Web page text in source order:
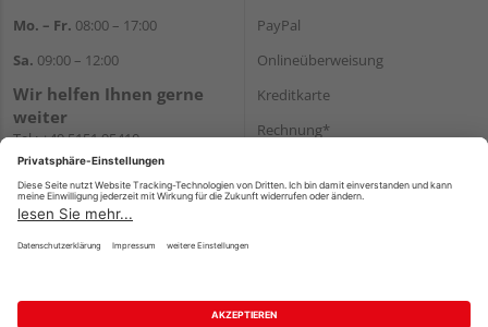
Mo. – Fr. 08:00 – 17:00
Sa. 09:00 – 12:00
Wir helfen Ihnen gerne
weiter
Tel.:+49 5151 95410
E-Mail:shop@holzland-koenig.de
PayPal
Onlineüberweisung
Kreditkarte
Rechnung*
Versand
Impressum AGB Widerruf
Datenschutz